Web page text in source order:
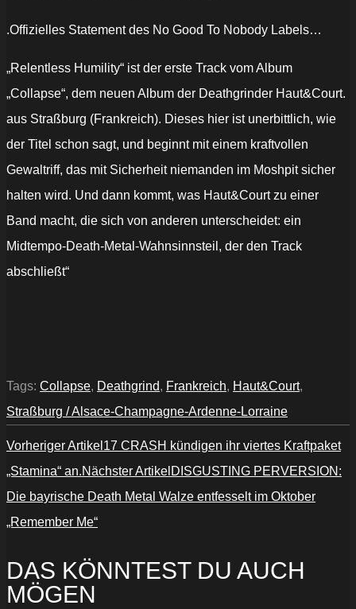
anzeigen
.Offizielles Statement des No Good To Nobody Labels…
„Relentless Humility“ ist der erste Track vom Album
„Collapse“, dem neuen Album der Deathgrinder Haut&Court.
aus Straßburg (Frankreich). Dieses hier ist unerbittlich, wie
der Titel schon sagt, und beginnt mit einem kraftvollen
Gewaltriff, das mit Sicherheit niemanden im Moshpit sicher
halten wird. Und dann kommt, was Haut&Court zu einer
Band macht, die sich von anderen unterscheidet: ein
Midtempo-Death-Metal-Wahnsinnsteil, der den Track
abschließt“
Tags: Collapse, Deathgrind, Frankreich, Haut&Court,
Straßburg / Alsace-Champagne-Ardenne-Lorraine
Vorheriger Artikel 17 CRASH kündigen ihr viertes Kraftpaket
„Stamina“ an.Nächster Artikel DISGUSTING PERVERSION:
Die bayrische Death Metal Walze entfesselt im Oktober
„Remember Me“
DAS KÖNNTEST DU AUCH
MÖGEN